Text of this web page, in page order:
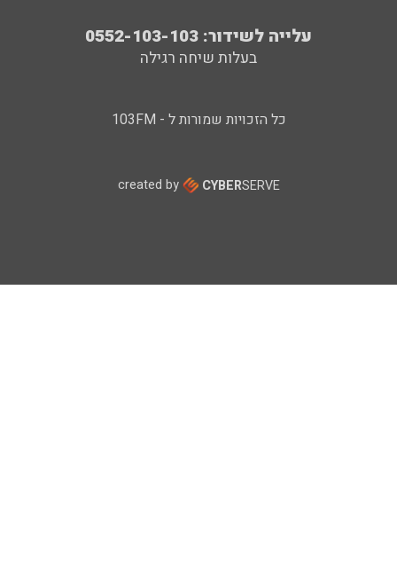
עלייה לשידור: 0552-103-103
בעלות שיחה רגילה
כל הזכויות שמורות ל - 103FM
created by CYBERSERVE